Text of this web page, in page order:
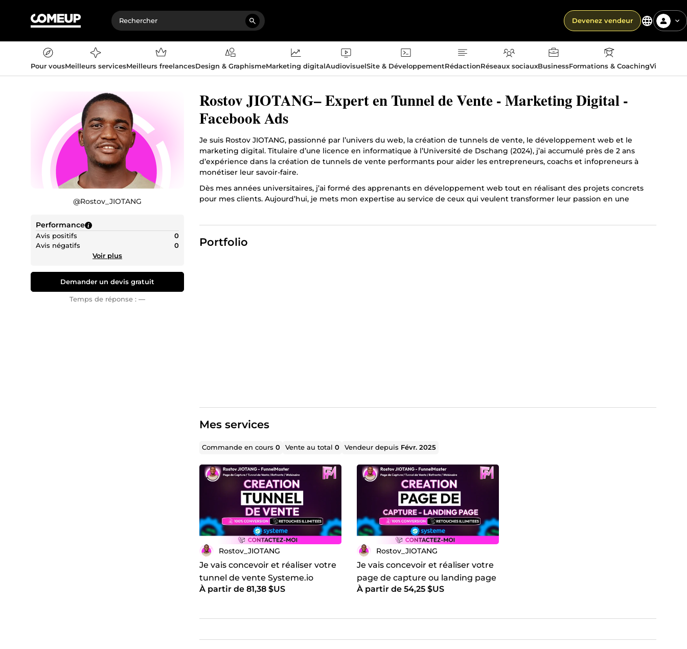
Devenez vendeur
Pour vousMeilleurs servicesMeilleurs freelancesDesign & GraphismeMarketing digitalAudiovisuelSite & DéveloppementRédactionRéseaux sociauxBusinessFormations & CoachingVie
@Rostov_JIOTANG
Performance
Avis positifs
0
Avis négatifs
0
Voir plus
Demander un devis gratuit
Temps de réponse : —
Rostov JIOTANG– Expert en Tunnel de Vente - Marketing Digital -
Facebook Ads
Je suis Rostov JIOTANG, passionné par l’univers du web, la création de tunnels de vente, le développement web et le
marketing digital. Titulaire d’une licence en informatique à l’Université de Dschang (2024), j’ai accumulé près de 2 ans
d’expérience dans la création de tunnels de vente performants pour aider les entrepreneurs, coachs et infopreneurs à
monétiser leur savoir-faire.
Dès mes années universitaires, j’ai formé des apprenants en développement web tout en réalisant des projets concrets
pour mes clients. Aujourd’hui, je mets mon expertise au service de ceux qui veulent transformer leur passion en une
🚀 Vous avez une expertise ? Transformons-la en business rentable ! 💡 Je vous accompagne pas à pas avec une stratégie
sur-mesure. 🎯 Passons à l’action ensemble ! Réservez votre consultation dès maintenant.
Portfolio
Mes services
Commande en cours0 Vente au total0 Vendeur depuis Févr. 2025
Rostov_JIOTANG
Je vais concevoir et réaliser votre
tunnel de vente Systeme.io
complet et optimisé pour la
À partir de 81,38 $US
Rostov_JIOTANG
Je vais concevoir et réaliser votre
page de capture ou landing page
optimisée sur Systeme.io
À partir de 54,25 $US